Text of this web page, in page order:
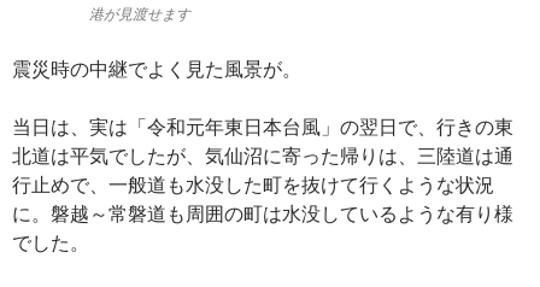
港が見渡せます
震災時の中継でよく見た風景が。
当日は、実は「令和元年東日本台風」の翌日で、行きの東
北道は平気でしたが、気仙沼に寄った帰りは、三陸道は通
行止めで、一般道も水没した町を抜けて行くような状況
に。磐越～常磐道も周囲の町は水没しているような有り様
でした。